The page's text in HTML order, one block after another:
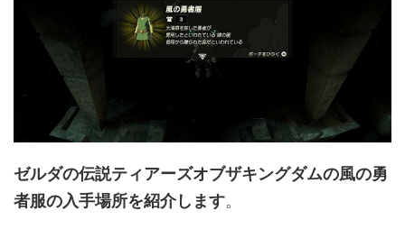
ゼルダの伝説ティアーズオブザキングダムの風の勇
者服の入手場所を紹介します。